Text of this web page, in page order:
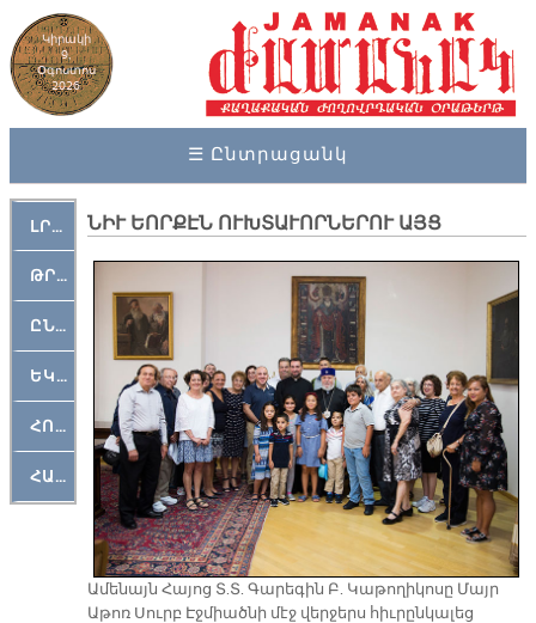
Կիրակի
9,
Օգոստոս
2026
☰ Ընտրացանկ
ԼՐԱՀՈՍ
ԹՐՔԱՀԱՅ ԿԵԱՆՔ
ԸՆԿԵՐԱՄՇԱԿՈՒԹԱՅԻՆ
ԵԿԵՂԵՑԱԿԱՆ
ՀՈԳԵՄՏԱՒՈՐ
ՀԱՐԹԱԿ
ՆԻՒ ԵՈՐՔԷՆ ՈՒԽՏԱՒՈՐՆԵՐՈՒ ԱՅՑ
Ամենայն Հայոց Տ.Տ. Գարեգին Բ. Կաթողիկոսը Մայր
Աթոռ Սուրբ Էջմիածնի մէջ վերջերս հիւրընկալեց